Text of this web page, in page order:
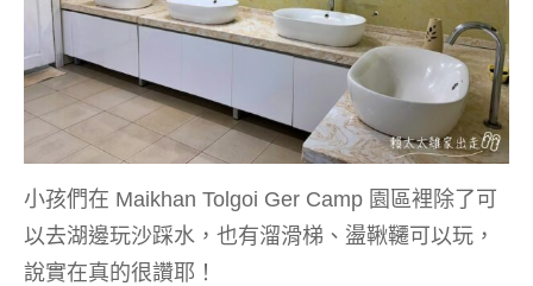
小孩們在 Maikhan Tolgoi Ger Camp 園區裡除了可
以去湖邊玩沙踩水，也有溜滑梯、盪鞦韆可以玩，
說實在真的很讚耶！